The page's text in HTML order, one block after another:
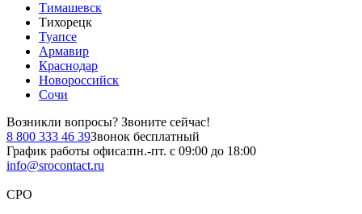
Тимашевск
Тихорецк
Туапсе
Армавир
Краснодар
Новороссийск
Сочи
Возникли вопросы? Звоните сейчас!
8 800 333 46 39Звонок бесплатный
График работы офиса:пн.-пт. с 09:00 до 18:00
info@srocontact.ru
СРО